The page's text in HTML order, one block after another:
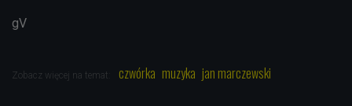
gV
Zobacz więcej na temat: czwórka muzyka jan marczewski